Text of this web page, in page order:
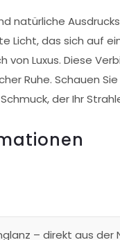
natürliche
das sich auf
Luxus. Diese
Ruhe. Schauen
der Ihr
– direkt aus der